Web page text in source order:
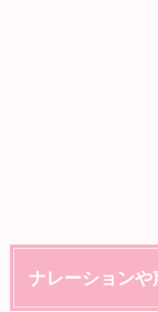
ナレーションや